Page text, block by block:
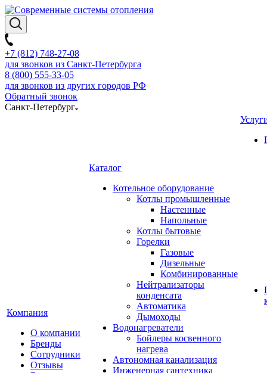
+7 (812) 748-27-08
для звонков из Санкт-Петербурга
8 (800) 555-33-05
для звонков из других городов РФ
Обратный звонок
Санкт-Петербург
Компания
О компании
Бренды
Сотрудники
Отзывы
Каталог
Котельное оборудование
Котлы промышленные
Настенные
Напольные
Котлы бытовые
Горелки
Газовые
Дизельные
Комбинированные
Нейтрализаторы
конденсата
Автоматика
Дымоходы
Водонагреватели
Бойлеры косвенного
нагрева
Автономная канализация
Инженерная сантехника